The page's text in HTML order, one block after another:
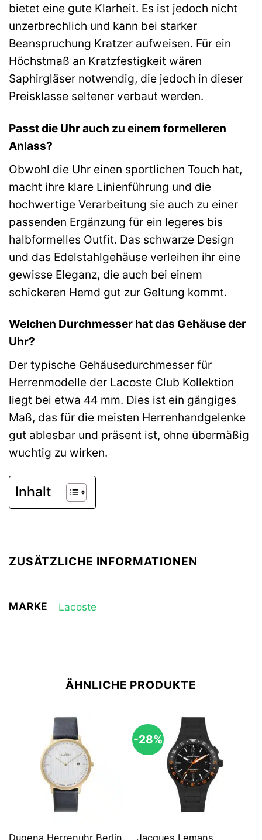
bietet eine gute Klarheit. Es ist jedoch nicht
unzerbrechlich und kann bei starker
Beanspruchung Kratzer aufweisen. Für ein
Höchstmaß an Kratzfestigkeit wären
Saphirgläser notwendig, die jedoch in dieser
Preisklasse seltener verbaut werden.
Passt die Uhr auch zu einem formelleren
Anlass?
Obwohl die Uhr einen sportlichen Touch hat,
macht ihre klare Linienführung und die
hochwertige Verarbeitung sie auch zu einer
passenden Ergänzung für ein legeres bis
halbformelles Outfit. Das schwarze Design
und das Edelstahlgehäuse verleihen ihr eine
gewisse Eleganz, die auch bei einem
schickeren Hemd gut zur Geltung kommt.
Welchen Durchmesser hat das Gehäuse der
Uhr?
Der typische Gehäusedurchmesser für
Herrenmodelle der Lacoste Club Kollektion
liegt bei etwa 44 mm. Dies ist ein gängiges
Maß, das für die meisten Herrenhandgelenke
gut ablesbar und präsent ist, ohne übermäßig
wuchtig zu wirken.
Inhalt
ZUSÄTZLICHE INFORMATIONEN
MARKE Lacoste
ÄHNLICHE PRODUKTE
-28%